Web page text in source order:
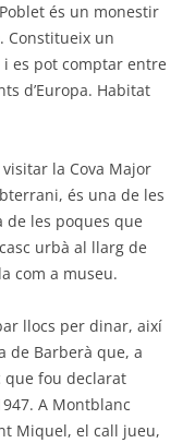
és un monestir
Constitueix un
es pot comptar entre
d’Europa. Habitat
la Cova Major
és una de les
de les poques que
urbà al llarg de
com a museu.
llocs per dinar, així
de Barberà que, a
fou declarat
A Montblanc
Miquel, el call jueu,